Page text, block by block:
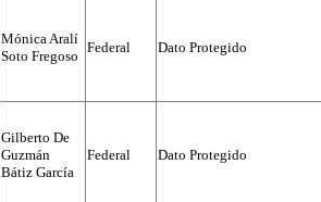
Mónica Aralí
Soto Fregoso
Federal Dato Protegido
Gilberto De
Guzmán
Bátiz García
Federal Dato Protegido